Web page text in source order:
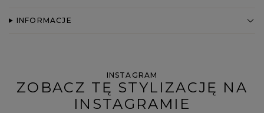
INFORMACJE
INSTAGRAM
ZOBACZ TĘ STYLIZACJĘ NA
INSTAGRAMIE